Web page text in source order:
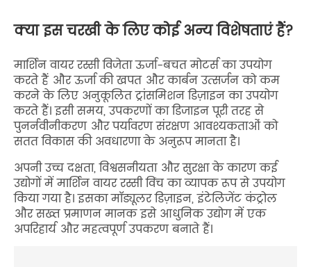
क्या इस चरखी के लिए कोई अन्य विशेषताएं हैं?
मार्शिन वायर रस्सी विजेता ऊर्जा-बचत मोटर्स का उपयोग
करते हैं और ऊर्जा की खपत और कार्बन उत्सर्जन को कम
करने के लिए अनुकूलित ट्रांसमिशन डिज़ाइन का उपयोग
करते हैं। इसी समय, उपकरणों का डिजाइन पूरी तरह से
पुनर्नवीनीकरण और पर्यावरण संरक्षण आवश्यकताओं को
सतत विकास की अवधारणा के अनुरूप मानता है।
अपनी उच्च दक्षता, विश्वसनीयता और सुरक्षा के कारण कई
उद्योगों में मार्शिन वायर रस्सी विंच का व्यापक रूप से उपयोग
किया गया है। इसका मॉड्यूलर डिज़ाइन, इंटेलिजेंट कंट्रोल
और सख्त प्रमाणन मानक इसे आधुनिक उद्योग में एक
अपरिहार्य और महत्वपूर्ण उपकरण बनाते हैं।